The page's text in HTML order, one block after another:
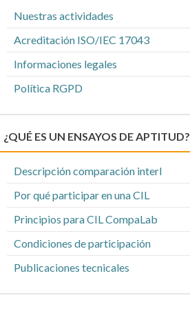
Nuestras actividades
Acreditación ISO/IEC 17043
Informaciones legales
Política RGPD
¿QUÉ ES UN ENSAYOS DE APTITUD?
Descripción comparación interl
Por qué participar en una CIL
Principios para CIL CompaLab
Condiciones de participación
Publicaciones tecnicales